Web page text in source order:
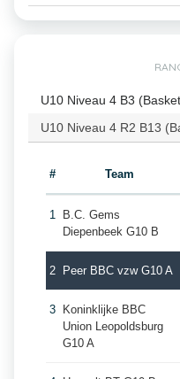
U10 Niveau 4 B3
U10 Niveau 4 R2 B13
# Team
1
B.C. Gems
Diepenbeek G10 B
2 Peer BBC vzw G10 A
3
Koninklijke BBC
Union Leopoldsburg
G10 A